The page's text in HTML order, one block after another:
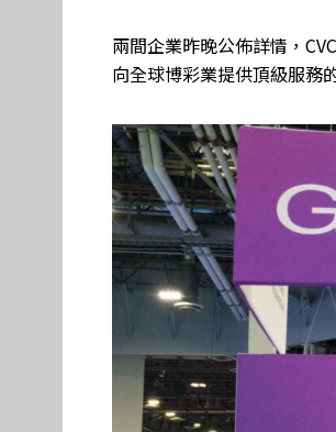
兩間企業昨晚公佈詳情，
向全球博彩業提供頂級服務